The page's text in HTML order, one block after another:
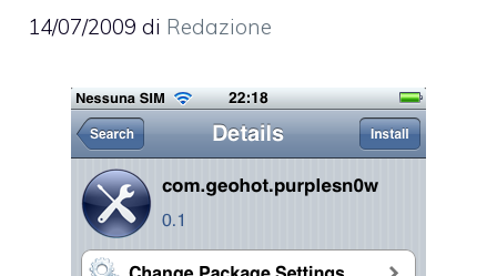
14/07/2009 di Redazione